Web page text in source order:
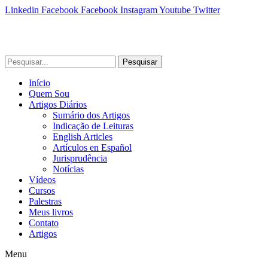
Linkedin Facebook Facebook InstagramYoutube Twitter
Pesquisar
Início
Quem Sou
Artigos Diários
Sumário dos Artigos
Indicação de Leituras
English Articles
Artículos en Español
Jurisprudência
Notícias
Vídeos
Cursos
Palestras
Meus livros
Contato
Artigos
Menu